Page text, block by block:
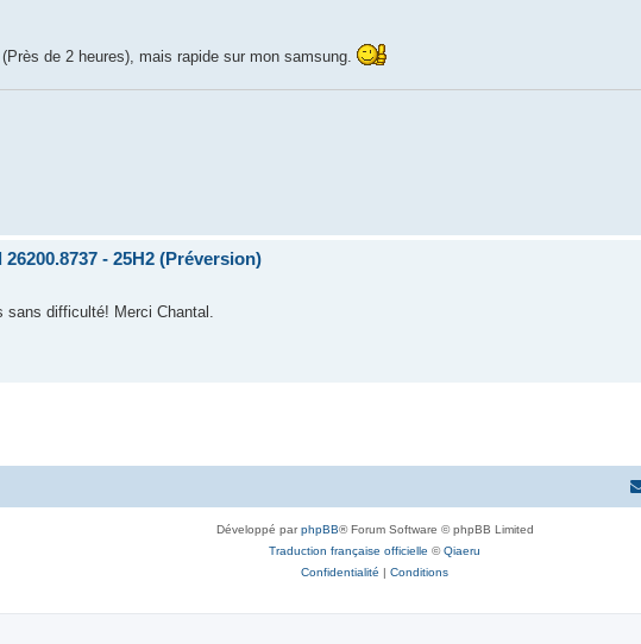
de 2 heures), mais rapide sur mon samsung.
- 25H2 (Préversion)
sans difficulté! Merci Chantal.
Développé parphpBB® Forum Software © phpBB Limited
Traduction française officielle ©Qiaeru
Confidentialité | Conditions